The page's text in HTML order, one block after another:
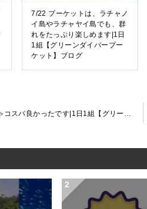
7/22 プーケットは、ラチャノ
イ島やラチャヤイ島でも、群
れをたっぷり楽しめます|1日
1組【グリーンダイバープー
ケット】ブログ
３ダイブでこの値段は、めちゃコスパ良かったです|1日1組【グリーンダイバープーケット】お客様の声